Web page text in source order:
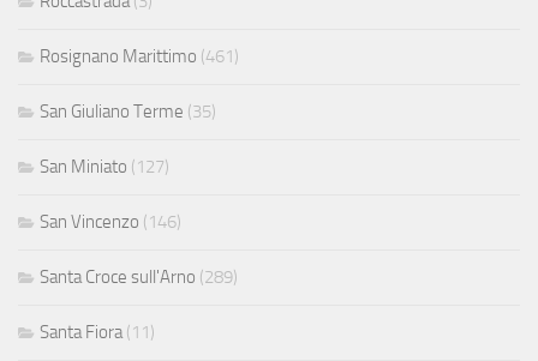
Rosignano Marittimo (461)
San Giuliano Terme (35)
San Miniato (127)
San Vincenzo (146)
Santa Croce sull'Arno (289)
Santa Fiora (11)